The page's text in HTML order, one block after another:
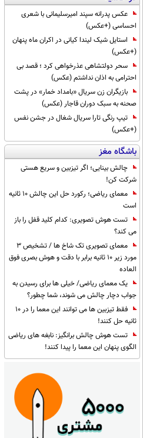
عکس پدرانه سپند امیرسلیمانی با شعری
احساسی (+عکس)
استایل شیک لیندا کیانی در اکران ماه پنهان
(+عکس)
سحر دولتشاهی عذرخواهی کرد ؛ قصد بی
احترامی به اذان نداشتم (عکس)
بازیگران زن سریال «بامداد خمار» در پشت
صحنه به سبک دوران قاجار (عکس)
تیپ رنگی تارا سریال شغال در جشن نفس
(+عکس)
باشگاه مغز
چالش بینایی؛ اگر تیزبین و سریع هستی
شرکت کن!
معمای ریاضی؛ رکورد حل این چالش 10 ثانیه
است
تست هوش تصویری: کدام کلید قفل را باز
می کند؟
معمای تصویری تک شاخ ها / تشخیص 3
مورد زیر 10 ثانیه برابر با دقت و هوش بصری فوق
العاده
یک معمای ریاضی/ خیلی ها برای رسیدن به
جواب دچار چالش می شوند، شما چطور؟
فقط تیزبین ها می توانند این معما را در 10
ثانیه حل کنند!
تست هوش چالش برانگیز: نابغه های ریاضی
الگوی پنهان این معما را پیدا کنند!